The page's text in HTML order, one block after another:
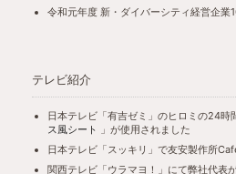
令和元年度 新・ダイバーシティ経営企業
テレビ紹介
日本テレビ「有吉ゼミ」のヒロミの24時
ス風シート
」が使用されました
日本テレビ「スッキリ」で友安製作所
関西テレビ「ウラマヨ！」にて弊社代表